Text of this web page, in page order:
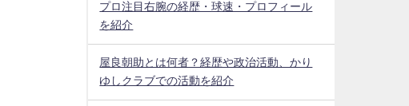
プロ注目右腕の経歴・球速・プロフィール
を紹介
屋良朝助とは何者？経歴や政治活動、かり
ゆしクラブでの活動を紹介